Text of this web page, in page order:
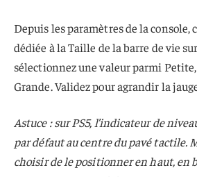
Depuis les paramètres de la console,
dédiée à la Taille de la barre de vie
sélectionnez une valeur parmi
Grande. Validez pour agrandir la
Astuce : sur PS5, l’indicateur de
par défaut au centre du pavé tactile.
choisir de le positionner en haut, en